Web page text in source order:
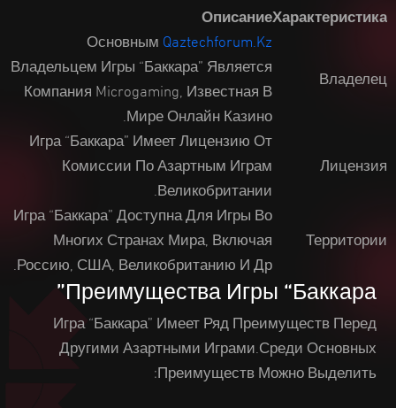
Характеристика
Описание
Владелец
ОсновнымQaztechforum.kz
Владельцем Игры “Баккара” Является
Компания Microgaming, Известная В
Мире Онлайн Казино.
Лицензия
Игра “Баккара” Имеет Лицензию От
Комиссии По Азартным Играм
Великобритании.
Территории
Игра “Баккара” Доступна Для Игры Во
Многих Странах Мира, Включая
Россию, США, Великобританию И Др.
Преимущества Игры “Баккара”
Игра “Баккара” Имеет Ряд Преимуществ Перед
Другими Азартными Играми.Среди Основных
Преимуществ Можно Выделить: